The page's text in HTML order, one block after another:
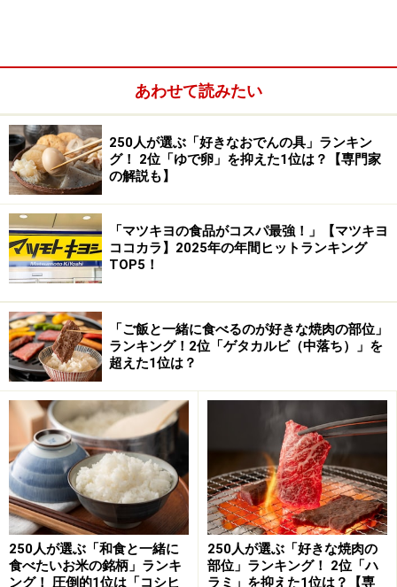
さらに、パンケーキやクレープなども焼きムラなくきれ
いに焼けるので、子どもたちと一緒にクレープパーティ
ーも楽しんでいます。
子どもと一緒にクルクル！ クレープパーティーも楽しめま
す
そして、後片付けのしやすさも大きな魅力。極薄の鉄板
を洗うだけなので、調理後のまな板と同じくらいのレベ
ルでさっと片付きます。
あわせて読みたい
250人が選ぶ「好きなおでんの具」ランキン
グ！ 2位「ゆで卵」を抑えた1位は？【専門家
の解説も】
「マツキヨの食品がコスパ最強！」【マツキヨ
ココカラ】2025年の年間ヒットランキング
TOP5！
「ご飯と一緒に食べるのが好きな焼肉の部位」
ランキング！2位「ゲタカルビ（中落ち）」を
超えた1位は？
250人が選ぶ「和食と一緒に
食べたいお米の銘柄」ランキ
ング！ 圧倒的1位は「コシヒ
250人が選ぶ「好きな焼肉の
部位」ランキング！ 2位「ハ
ラミ」を抑えた1位は？【専